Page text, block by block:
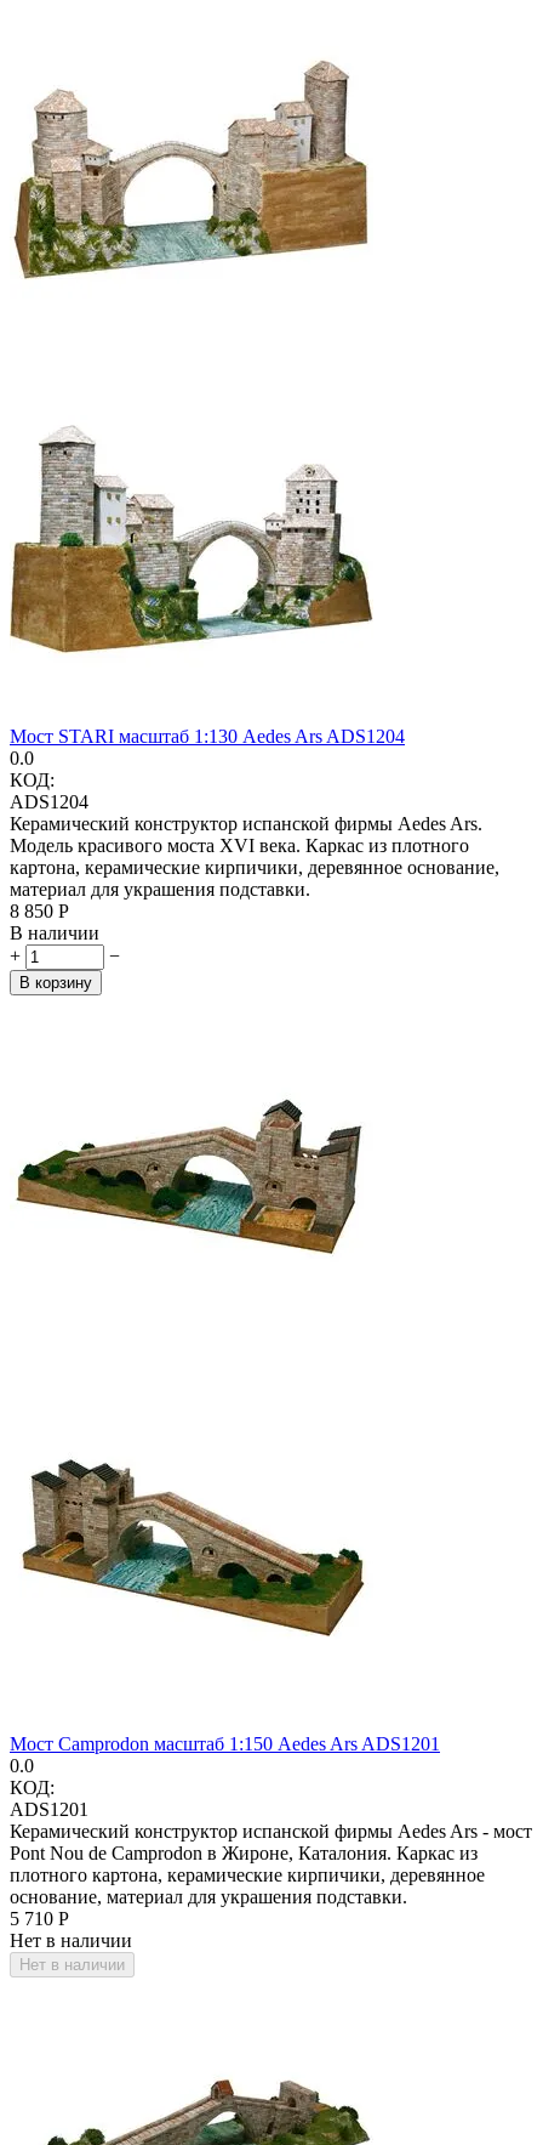
Мост STARI масштаб 1:130 Aedes Ars ADS1204
0.0
КОД:
ADS1204
Керамический конструктор испанской фирмы Aedes Ars.
Модель красивого моста XVI века. Каркас из плотного
картона, керамические кирпичики, деревянное основание,
материал для украшения подставки.
8 850 Р
В наличии
+
−
В корзину
Мост Camprodon масштаб 1:150 Aedes Ars ADS1201
0.0
КОД:
ADS1201
Керамический конструктор испанской фирмы Aedes Ars - мост
Pont Nou de Camprodon в Жироне, Каталония. Каркас из
плотного картона, керамические кирпичики, деревянное
основание, материал для украшения подставки.
5 710 Р
Нет в наличии
Нет в наличии